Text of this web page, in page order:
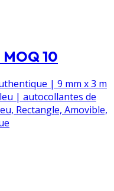
MOQ 10
| 9 mm x 3 m
| autocollantes de
Rectangle, Amovible,